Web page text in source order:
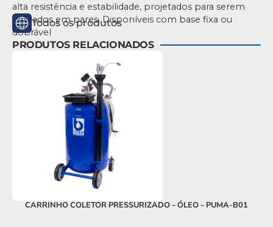
alta resistência e estabilidade, projetados para serem
utilizados em pares. Disponíveis com base fixa ou
dobrável
Todos os produtos
PRODUTOS RELACIONADOS
CARRINHO COLETOR PRESSURIZADO – ÓLEO – PUMA-B01